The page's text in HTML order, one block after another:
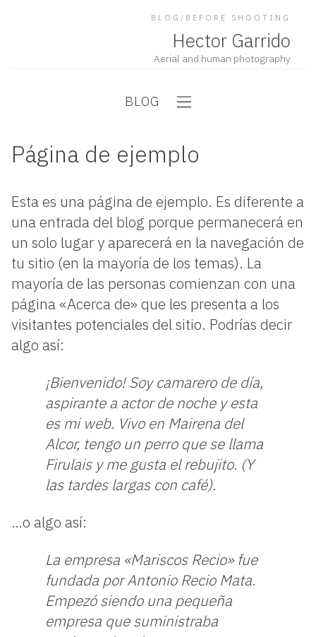
BLOG/BEFORE SHOOTING
Hector Garrido
Aerial and human photography
BLOG
Página de ejemplo
Esta es una página de ejemplo. Es diferente a
una entrada del blog porque permanecerá en
un solo lugar y aparecerá en la navegación de
tu sitio (en la mayoría de los temas). La
mayoría de las personas comienzan con una
página «Acerca de» que les presenta a los
visitantes potenciales del sitio. Podrías decir
algo así:
¡Bienvenido! Soy camarero de día,
aspirante a actor de noche y esta
es mi web. Vivo en Mairena del
Alcor, tengo un perro que se llama
Firulais y me gusta el rebujito. (Y
las tardes largas con café).
…o algo así:
La empresa «Mariscos Recio» fue
fundada por Antonio Recio Mata.
Empezó siendo una pequeña
empresa que suministraba